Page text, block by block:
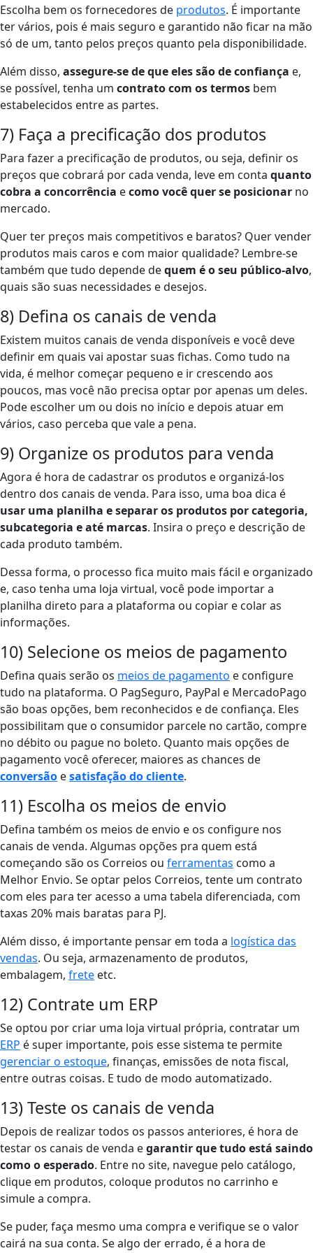
Escolha bem os fornecedores de produtos. É importante
ter vários, pois é mais seguro e garantido não ficar na mão
só de um, tanto pelos preços quanto pela disponibilidade.
Além disso, assegure-se de que eles são de confiança e,
se possível, tenha um contrato com os termos bem
estabelecidos entre as partes.
7) Faça a precificação dos produtos
Para fazer a precificação de produtos, ou seja, definir os
preços que cobrará por cada venda, leve em conta quanto
cobra a concorrência ecomo você quer se posicionar no
mercado.
Quer ter preços mais competitivos e baratos? Quer vender
produtos mais caros e com maior qualidade? Lembre-se
também que tudo depende dequem é o seu público-alvo,
quais são suas necessidades e desejos.
8) Defina os canais de venda
Existem muitos canais de venda disponíveis e você deve
definir em quais vai apostar suas fichas. Como tudo na
vida, é melhor começar pequeno e ir crescendo aos
poucos, mas você não precisa optar por apenas um deles.
Pode escolher um ou dois no início e depois atuar em
vários, caso perceba que vale a pena.
9) Organize os produtos para venda
Agora é hora de cadastrar os produtos e organizá-los
dentro dos canais de venda. Para isso, uma boa dica é
usar uma planilha e separar os produtos por categoria,
subcategoria e até marcas. Insira o preço e descrição de
cada produto também.
Dessa forma, o processo fica muito mais fácil e organizado
e, caso tenha uma loja virtual, você pode importar a
planilha direto para a plataforma ou copiar e colar as
informações.
10) Selecione os meios de pagamento
Defina quais serão os meios de pagamento e configure
tudo na plataforma. O PagSeguro, PayPal e MercadoPago
são boas opções, bem reconhecidos e de confiança. Eles
possibilitam que o consumidor parcele no cartão, compre
no débito ou pague no boleto. Quanto mais opções de
pagamento você oferecer, maiores as chances de
conversão esatisfação do cliente.
11) Escolha os meios de envio
Defina também os meios de envio e os configure nos
canais de venda. Algumas opções pra quem está
começando são os Correios ou ferramentas como a
Melhor Envio. Se optar pelos Correios, tente um contrato
com eles para ter acesso a uma tabela diferenciada, com
taxas 20% mais baratas para PJ.
Além disso, é importante pensar em toda a logística das
vendas. Ou seja, armazenamento de produtos,
embalagem, frete etc.
12) Contrate um ERP
Se optou por criar uma loja virtual própria, contratar um
ERP é super importante, pois esse sistema te permite
gerenciar o estoque, finanças, emissões de nota fiscal,
entre outras coisas. E tudo de modo automatizado.
13) Teste os canais de venda
Depois de realizar todos os passos anteriores, é hora de
testar os canais de venda egarantir que tudo está saindo
como o esperado. Entre no site, navegue pelo catálogo,
clique em produtos, coloque produtos no carrinho e
simule a compra.
Se puder, faça mesmo uma compra e verifique se o valor
cairá na sua conta. Se algo der errado, é a hora de